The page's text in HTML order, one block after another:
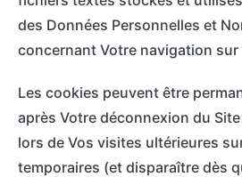
des Données Personnelles et
concernant Votre navigation sur
Les cookies peuvent être
après Votre déconnexion du
lors de Vos visites ultérieures
temporaires (et disparaître dès